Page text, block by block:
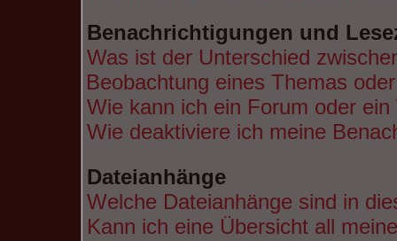
Benachrichtigungen und
Was ist der Unterschied
Beobachtung eines Themas
Wie kann ich ein Forum oder
Wie deaktiviere ich meine
Dateianhänge
Welche Dateianhänge sind in
Kann ich eine Übersicht all